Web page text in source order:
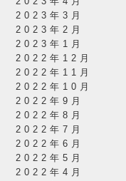
2023年3月
2023年2月
2023年1月
2022年12月
2022年11月
2022年10月
2022年9月
2022年8月
2022年7月
2022年6月
2022年5月
2022年4月